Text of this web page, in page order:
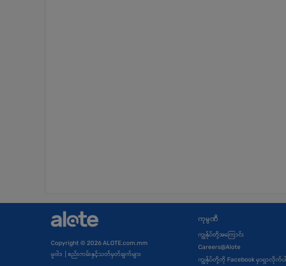
Copyright © 2026 ALOTE.com.mm
မူဝါဒ
စည်းကမ်းနှင့်သတ်မှတ်ချက်များ
ကုမ္ပဏီ
ကျွန်ုပ်တို့အကြောင်း
Careers@Alote
ကျွန်ုပ်တို့ကို Facebook မှာရှာလိုက်ပါ